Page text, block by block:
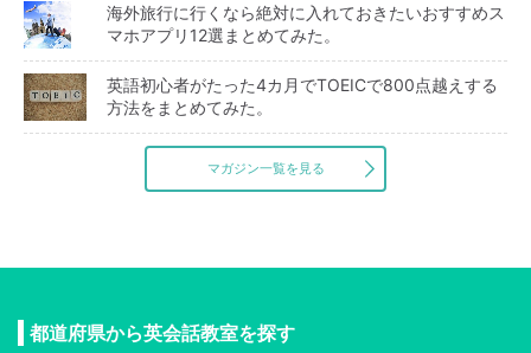
海外旅行に行くなら絶対に入れておきたいおすすめス
マホアプリ12選まとめてみた。
英語初心者がたった4カ月でTOEICで800点越えする
方法をまとめてみた。
マガジン一覧を見る
都道府県から英会話教室を探す